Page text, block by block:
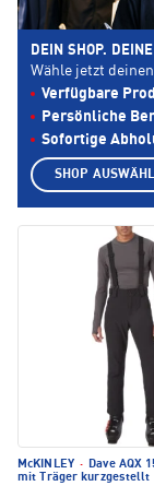
McKINLEY · Dave AQX
mit Träger kurzgestellt
DEIN SHOP.
Wähle jetzt
Verfügbare
Persönliche
Sofortige